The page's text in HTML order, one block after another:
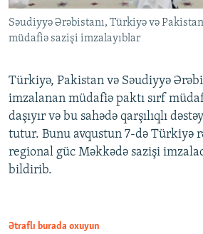
Səudiyyə Ərəbistanı, Türkiyə və
müdafiə sazişi imzalayıblar
Türkiyə, Pakistan və Səudiyyə
imzalanan müdafiə paktı sırf
daşıyır və bu sahədə qarşılıqlı
tutur. Bunu avqustun 7-də Türkiyə
regional güc Məkkədə sazişi
bildirib.
Ətraflı burada oxuyun